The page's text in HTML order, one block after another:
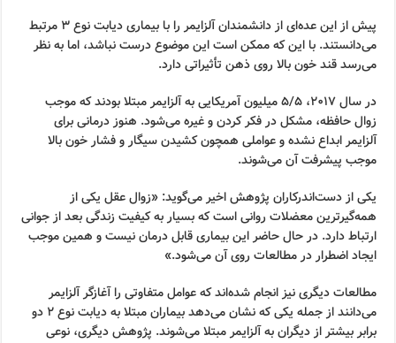
پیش از این عده‌ای از دانشمندان آلزایمر را با بیماری دیابت نوع ۳ مرتبط
می‌دانستند. با این که ممکن است این موضوع درست نباشد، اما به نظر
می‌رسد قند خون بالا روی ذهن تأثیراتی دارد.
در سال ۲۰۱۷، ۵/۵ میلیون آمریکایی به آلزایمر مبتلا بودند که موجب
زوال حافظه، مشکل در فکر کردن و غیره می‌شود. هنوز درمانی برای
آلزایمر ابداع نشده و عواملی همچون کشیدن سیگار و فشار خون بالا
موجب پیشرفت آن می‌شوند.
یکی از دست‌اندرکاران پژوهش اخیر می‌گوید: «زوال عقل یکی از
همه‌گیرترین معضلات روانی است که بسیار به کیفیت زندگی بعد از جوانی
ارتباط دارد. در حال حاضر این بیماری قابل درمان نیست و همین موجب
ایجاد اضطرار در مطالعات روی آن می‌شود.»
مطالعات دیگری نیز انجام شده‌اند که عوامل متفاوتی را آغازگر آلزایمر
می‌دانند از جمله یکی که نشان می‌دهد بیماران مبتلا به دیابت نوع ۲ دو
برابر بیشتر از دیگران به آلزایمر مبتلا می‌شوند. پژوهش دیگری، نوعی